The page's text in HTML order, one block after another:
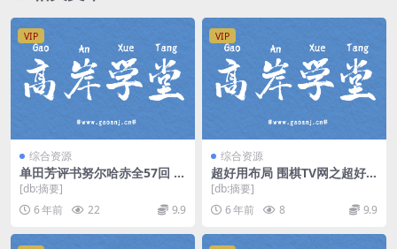
VIP
综合资源
单田芳评书努尔哈赤全57回 m
p3音频 百度网盘
[db:摘要]
6 年前
22 9.9
VIP
综合资源
超好用布局 围棋TV网之超好
用布局（高清视频）百度网盘
[db:摘要]
6 年前
8 9.9